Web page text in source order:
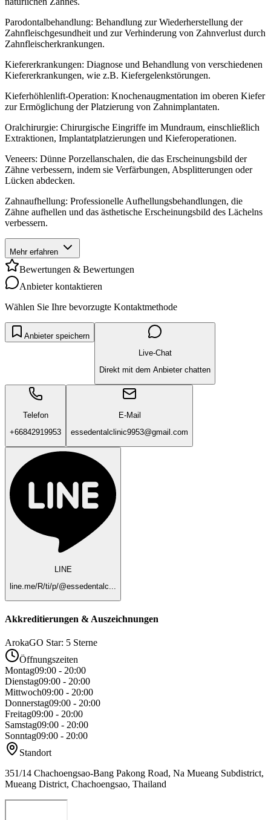
Parodontalbehandlung: Behandlung zur Wiederherstellung der
Zahnfleischgesundheit und zur Verhinderung von Zahnverlust durch
Zahnfleischerkrankungen.
Kiefererkrankungen: Diagnose und Behandlung von verschiedenen
Kiefererkrankungen, wie z.B. Kiefergelenkstörungen.
Kieferhöhlenlift-Operation: Knochenaugmentation im oberen Kiefer
zur Ermöglichung der Platzierung von Zahnimplantaten.
Oralchirurgie: Chirurgische Eingriffe im Mundraum, einschließlich
Extraktionen, Implantatplatzierungen und Kieferoperationen.
Veneers: Dünne Porzellanschalen, die das Erscheinungsbild der
Zähne verbessern, indem sie Verfärbungen, Absplitterungen oder
Lücken abdecken.
Zahnaufhellung: Professionelle Aufhellungsbehandlungen, die
Zähne aufhellen und das ästhetische Erscheinungsbild des Lächelns
verbessern.
Mehr erfahren
Bewertungen & Bewertungen
Anbieter kontaktieren
Wählen Sie Ihre bevorzugte Kontaktmethode
Anbieter speichern
Live-Chat
Direkt mit dem Anbieter chatten
Telefon
+66842919953
E-Mail
essedentalclinic9953@gmail.com
LINE
line.me/R/ti/p/@essedentalc...
Akkreditierungen & Auszeichnungen
ArokaGO Star: 5 Sterne
Öffnungszeiten
Montag09:00 - 20:00
Dienstag09:00 - 20:00
Mittwoch09:00 - 20:00
Donnerstag09:00 - 20:00
Freitag09:00 - 20:00
Samstag09:00 - 20:00
Sonntag09:00 - 20:00
Standort
351/14 Chachoengsao-Bang Pakong Road, Na Mueang Subdistrict,
Mueang District, Chachoengsao, Thailand